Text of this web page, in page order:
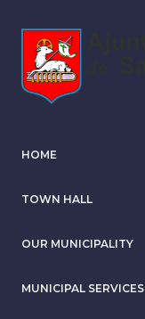
content
HOME
TOWN HALL
OUR MUNICIPALITY
MUNICIPAL SERVICES